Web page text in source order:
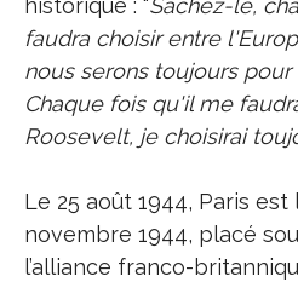
historique : "Sachez-le,
faudra choisir entre
nous serons toujours pour
Chaque fois qu'il me
Roosevelt, je choisirai
Le 25 août 1944, Paris est
novembre 1944, placé
l’alliance franco-